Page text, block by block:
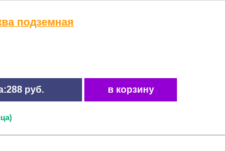
подземная
руб. в корзину